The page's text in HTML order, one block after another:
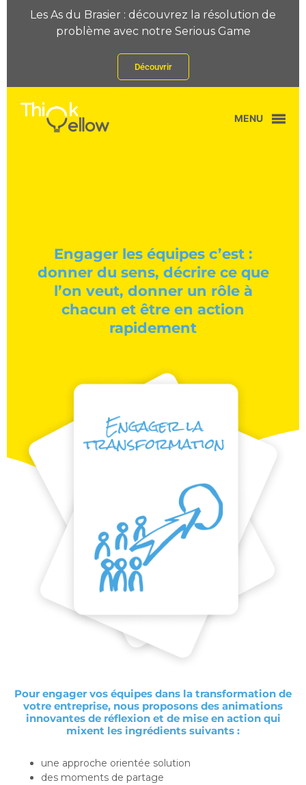
Les As du Brasier : découvrez la résolution de
problème avec notre Serious Game
Découvrir
MENU
Engager les équipes c’est :
donner du sens, décrire ce que
l’on veut, donner un rôle à
chacun et être en action
rapidement
Pour engager vos équipes dans la transformation de
votre entreprise, nous proposons des animations
innovantes de réflexion et de mise en action qui
mixent les ingrédients suivants :
une approche orientée solution
des moments de partage